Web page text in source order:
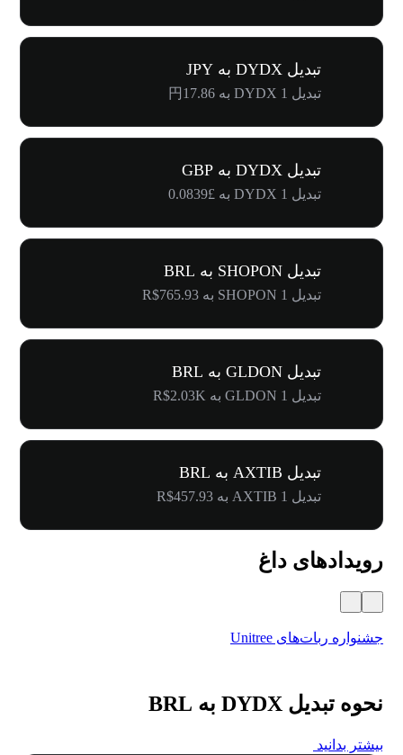
تبدیل DYDX به JPY
تبدیل 1 DYDX به 円17.86
تبدیل DYDX به GBP
تبدیل 1 DYDX به £0.0839
تبدیل SHOPON به BRL
تبدیل 1 SHOPON به R$765.93
تبدیل GLDON به BRL
تبدیل 1 GLDON به R$2.03K
تبدیل AXTIB به BRL
تبدیل 1 AXTIB به R$457.93
رویدادهای داغ
جشنواره ربات‌های Unitree
نحوه تبدیل DYDX به BRL
بیشتر بدانید